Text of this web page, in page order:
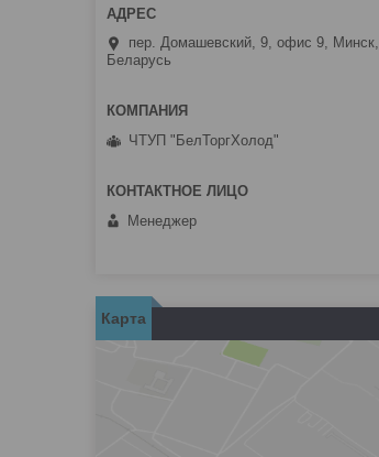
пер. Домашевский, 9, офис 9, Минск,
Беларусь
ЧТУП "БелТоргХолод"
Менеджер
Карта